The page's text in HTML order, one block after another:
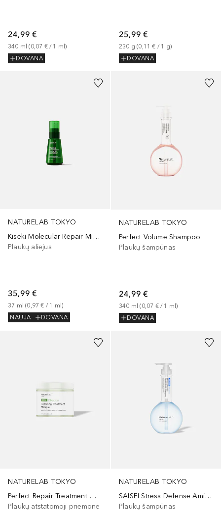
24,99 €
340 ml (0,07 € / 1 ml)
DOVANA
25,99 €
230 g (0,11 € / 1 g)
DOVANA
NATURELAB TOKYO
Kiseki Molecular Repair Mizu Hair Oil
Plaukų aliejus
35,99 €
37 ml (0,97 € / 1 ml)
NAUJA
DOVANA
NATURELAB TOKYO
Perfect Volume Shampoo
Plaukų šampūnas
24,99 €
340 ml (0,07 € / 1 ml)
DOVANA
NATURELAB TOKYO
Perfect Repair Treatment Masque
Plaukų atstatomoji priemonė
NATURELAB TOKYO
SAISEI Stress Defense Amino Acid Shampoo
Plaukų šampūnas